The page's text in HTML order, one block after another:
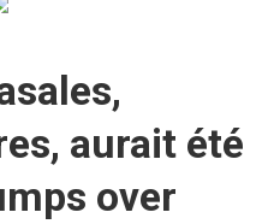
aurait été
over